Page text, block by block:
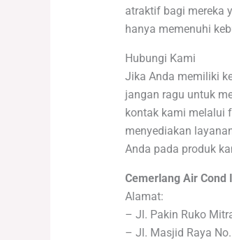
atraktif bagi mereka
hanya memenuhi
Hubungi Kami
Jika Anda memiliki
jangan ragu untuk
kontak kami melalui
menyediakan
Anda pada produk
Cemerlang Air Cond
Alamat:
– Jl. Pakin Ruko
– Jl. Masjid Raya